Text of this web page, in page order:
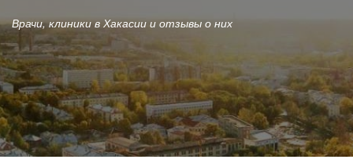
Врачи, клиники в Хакасии и отзывы о них